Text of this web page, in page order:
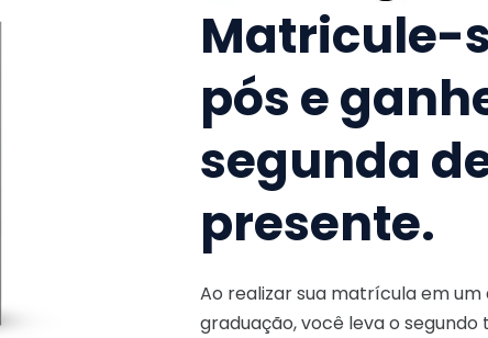
Matricule-
pós e
segunda
presente.
Ao realizar sua matrícula em um
graduação, você leva o